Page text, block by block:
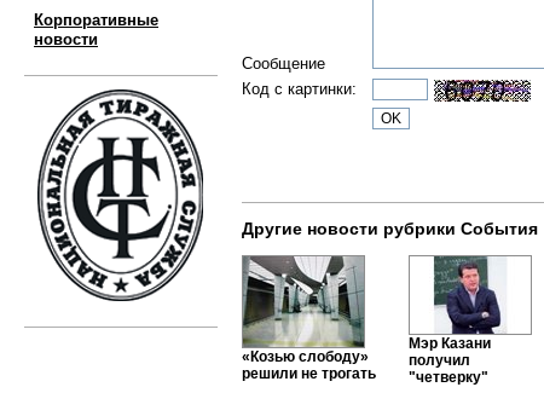
Корпоративные
новости
Сообщение
Код с картинки:
Другие новости рубрики События
«Козью слободу»
решили не трогать
Мэр Казани
получил
"четверку"